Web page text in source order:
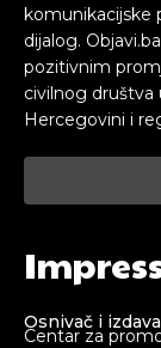
komunikacijske
dijalog.
pozitivnim
civilnog društva
Hercegovini i
Osnivač i
Centar za